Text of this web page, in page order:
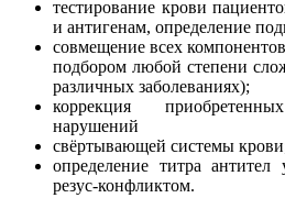
тестирование крови
и антигенам, определение
совмещение всех
подбором любой степени
различных заболеваниях);
коррекция
нарушений
свёртывающей системы
определение титра
резус-конфликтом.